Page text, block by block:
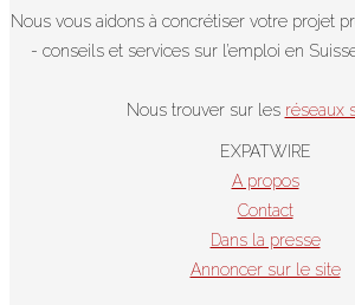
frontaliers
Nous vous aidons à concrétiser votre projet
- conseils et services sur l’emploi en
Nous trouver sur les réseaux
EXPATWIRE
A propos
Contact
Dans la presse
Annoncer sur le site